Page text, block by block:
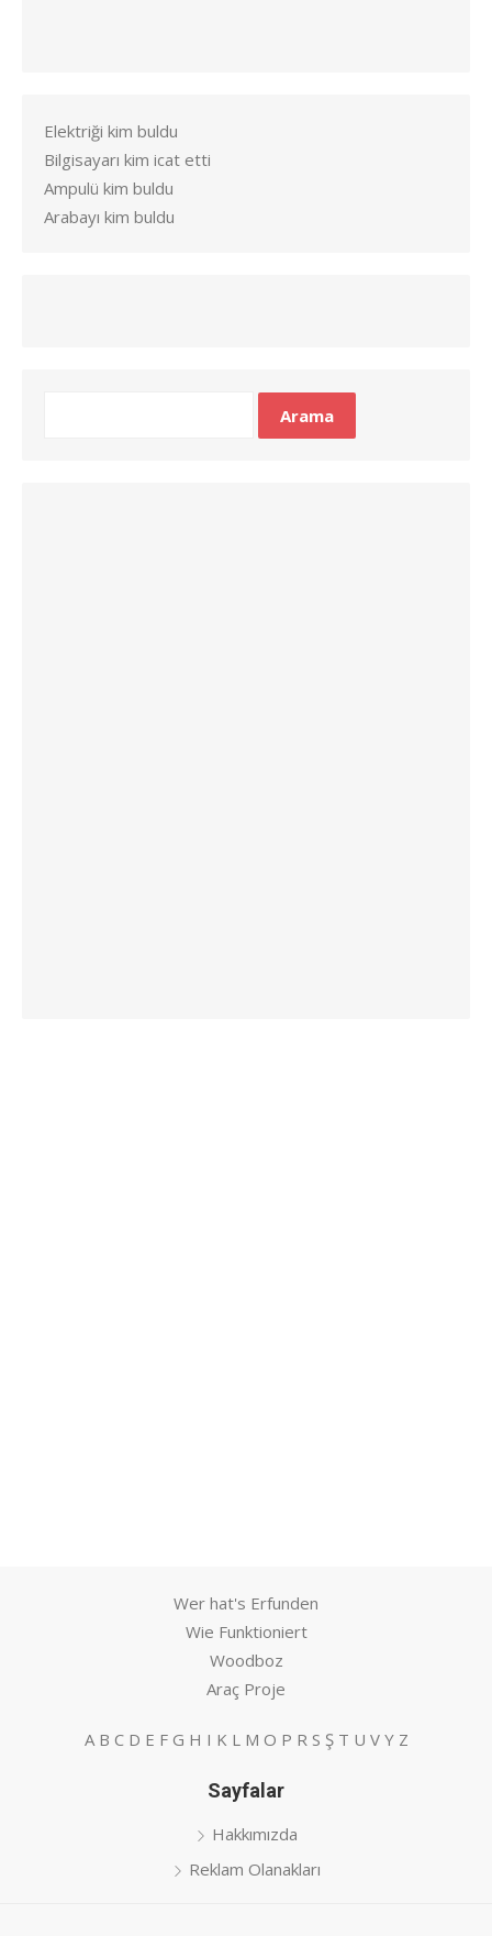
Elektriği kim buldu
Bilgisayarı kim icat etti
Ampulü kim buldu
Arabayı kim buldu
Wer hat's Erfunden
Wie Funktioniert
Woodboz
Araç Proje
A B C D E F G H I K L M O P R S Ş T U V Y Z
Sayfalar
Hakkımızda
Reklam Olanakları